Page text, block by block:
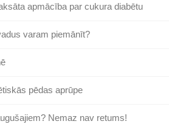
apmācība par cukura diabētu
varam piemānīt?
pēdas aprūpe
Nemaz nav retums!